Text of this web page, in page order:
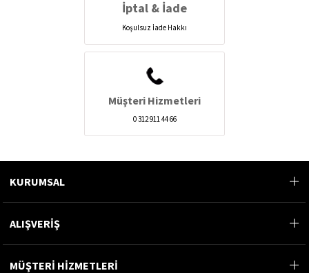
İptal & İade
Koşulsuz İade Hakkı
Müşteri Hizmetleri
0 312 911 44 66
KURUMSAL
ALIŞVERİŞ
MÜŞTERİ HİZMETLERİ